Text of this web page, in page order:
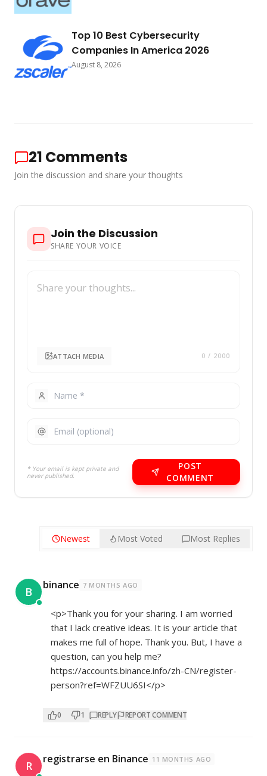
Top 10 Best Cybersecurity
Companies In America 2026
August 8, 2026
21 Comments
Join the discussion and share your thoughts
Join the Discussion
SHARE YOUR VOICE
ATTACH MEDIA 0 / 2000
* Your email is kept private and
never published.
POST
COMMENT
Newest Most Voted Most Replies
B binance 7 MONTHS AGO
<p>Thank you for your sharing. I am worried
that I lack creative ideas. It is your article that
makes me full of hope. Thank you. But, I have a
question, can you help me?
https://accounts.binance.info/zh-CN/register-
person?ref=WFZUU6SI</p>
0 1 REPLY REPORT COMMENT
R registrarse en Binance 11 MONTHS AGO